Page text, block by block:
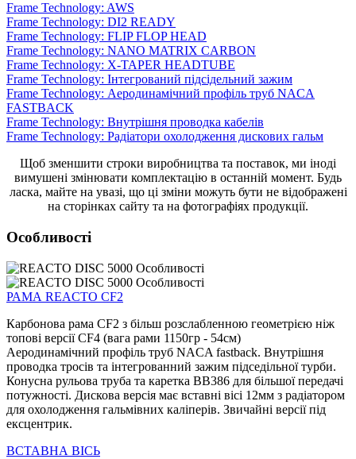
Frame Technology: AWS
Frame Technology: DI2 READY
Frame Technology: FLIP FLOP HEAD
Frame Technology: NANO MATRIX CARBON
Frame Technology: X-TAPER HEADTUBE
Frame Technology: Інтегрований підсідельний зажим
Frame Technology: Аеродинамічний профіль труб NACA
FASTBACK
Frame Technology: Внутрішня проводка кабелів
Frame Technology: Радіатори охолодження дискових гальм
Щоб зменшити строки виробництва та поставок, ми іноді
вимушені змінювати комплектацію в останній момент. Будь
ласка, майте на увазі, що ці зміни можуть бути не відображені
на сторінках сайту та на фотографіях продукції.
Особливості
РАМА REACTO CF2
Карбонова рама CF2 з більш розслабленною геометрією ніж
топові версії CF4 (вага рами 1150гр - 54см)
Аеродинамічний профіль труб NACA fastback. Внутрішня
проводка тросів та інтегрованний зажим підседільної турби.
Конусна рульова труба та каретка ВВ386 для більшої передачі
потужності. Дискова версія має вставні вісі 12мм з радіатором
для охолодження гальмівних каліперів. Звичайні версії під
ексцентрик.
ВСТАВНА ВIСЬ